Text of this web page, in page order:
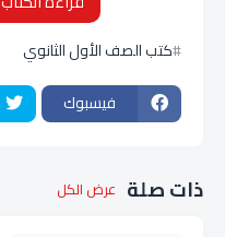
كتب الصف الأول الثانوي
فيسبوك
ذات صلة عرض الكل